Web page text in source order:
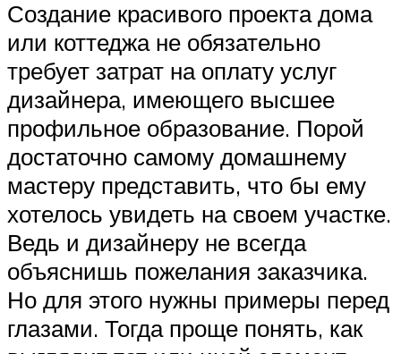
Создание красивого проекта дома
или коттеджа не обязательно
требует затрат на оплату услуг
дизайнера, имеющего высшее
профильное образование. Порой
достаточно самому домашнему
мастеру представить, что бы ему
хотелось увидеть на своем участке.
Ведь и дизайнеру не всегда
объяснишь пожелания заказчика.
Но для этого нужны примеры перед
глазами. Тогда проще понять, как